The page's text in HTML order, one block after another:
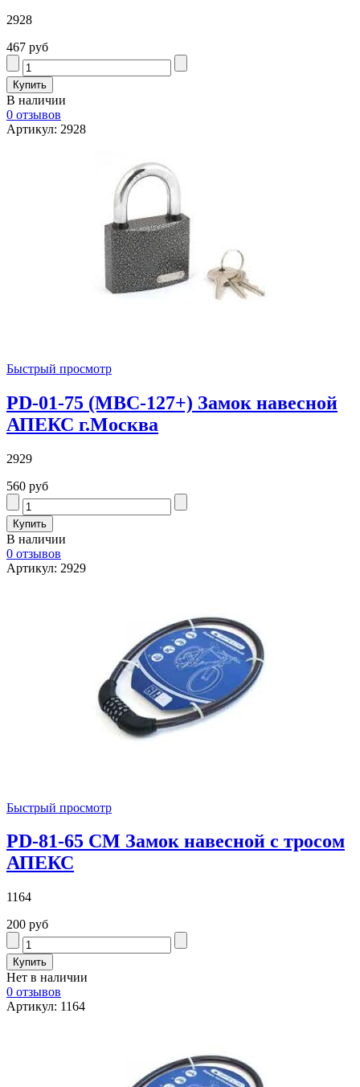
2928
467 руб
В наличии
0 отзывов
Артикул: 2928
Быстрый просмотр
PD-01-75 (МВС-127+) Замок навесной
АПЕКС г.Москва
2929
560 руб
В наличии
0 отзывов
Артикул: 2929
Быстрый просмотр
PD-81-65 CM Замок навесной с тросом
АПЕКС
1164
200 руб
Нет в наличии
0 отзывов
Артикул: 1164